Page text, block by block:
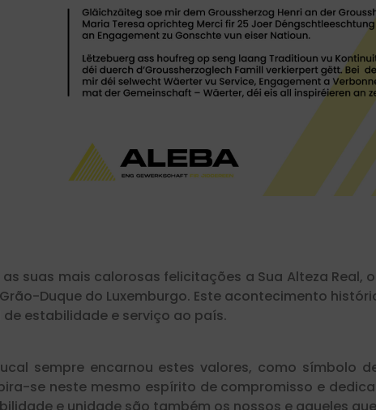
as suas mais calorosas felicitações a Sua Alteza Real,
Duque do Luxemburgo. Este acontecimento
estabilidade e serviço ao país.
sempre encarnou estes valores, como símbolo
se neste mesmo espírito de compromisso e